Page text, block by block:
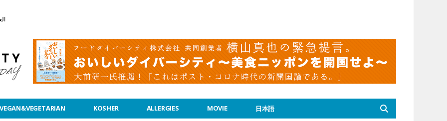
VEGAN&VEGETARIAN KOSHER ALLERGIES MOVIE 日本語